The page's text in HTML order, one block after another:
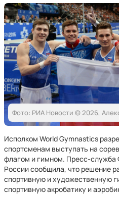
Фото: РИА Новости © 2026,
Исполком World Gymnastics
спортсменам выступать на
флагом и гимном. Пресс-служба
России сообщила, что решение
спортивную и художественную
спортивную акробатику и